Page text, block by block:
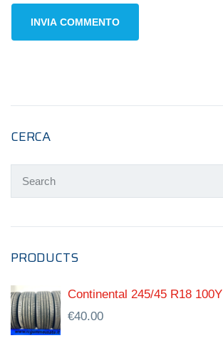
CERCA
PRODUCTS
Continental 245/45 R18 100Y
€40.00